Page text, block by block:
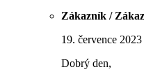
Zákazník /
19. července 2023
Dobrý den,